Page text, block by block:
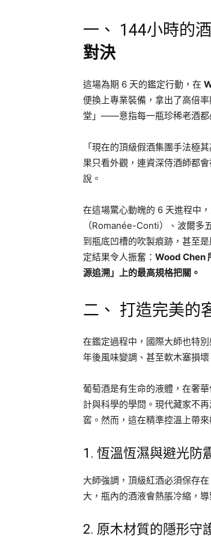
一、 144小時的
對決
這場為期 6 天的鑑定行動，在
便換上專業裝備，拿出了高倍
堂」——意指每一瓶珍稀老酒都
「現在的頂級假酒集團手法極
果只看外觀，連資深侍酒師都
說。
在這場驚心動魄的 6 天進程中
（Romanée-Conti）、波爾多
到瓶底凹槽的吹製痕跡，甚至
定結果令人振奮： Wood Chen
源追溯」上的最高規格把關。
二、 打造完美的
在鑑定過程中，國際大師也特
年後風味變調、甚至軟木塞損
葡萄酒是有生命的液體，在奢
計與科學的學問。現代藏家不
窖。然而，這在精準控溫上帶來
1. 恆溫恆濕與避光防
大師強調，頂級紅酒必須保存
大，瓶內的酒液會熱脹冷縮，
2. 原木材質的隱形守